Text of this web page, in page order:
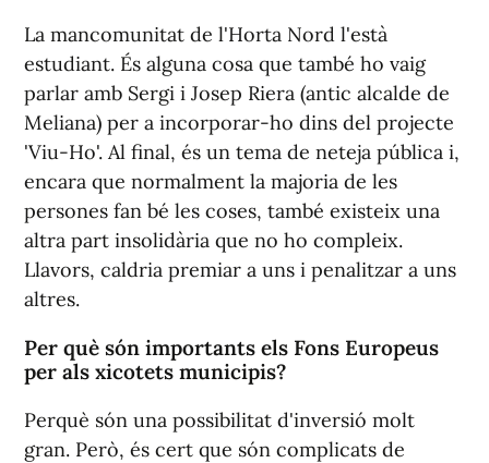
La mancomunitat de l'Horta Nord l'està
estudiant. És alguna cosa que també ho vaig
parlar amb Sergi i Josep Riera (antic alcalde de
Meliana) per a incorporar-ho dins del projecte
'Viu-Ho'. Al final, és un tema de neteja pública i,
encara que normalment la majoria de les
persones fan bé les coses, també existeix una
altra part insolidària que no ho compleix.
Llavors, caldria premiar a uns i penalitzar a uns
altres.
Per què són importants els Fons Europeus
per als xicotets municipis?
Perquè són una possibilitat d'inversió molt
gran. Però, és cert que són complicats de